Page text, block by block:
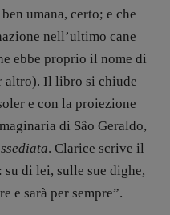
umana, certo; e che
nell’ultimo cane
ebbe proprio il nome di
altro). Il libro si chiude
e con la proiezione
di Sâo Geraldo,
. Clarice scrive il
di lei, sulle sue dighe,
e sarà per sempre”.